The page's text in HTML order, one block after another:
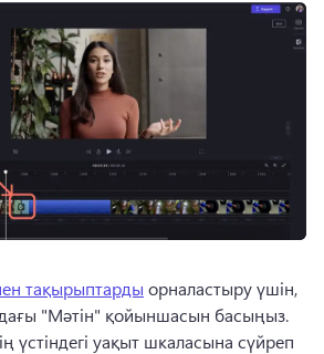
тақырыптарды орналастыру үшін,
үстіндегі уақыт шкаласына сүйреп